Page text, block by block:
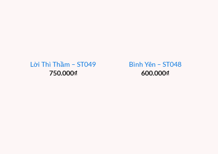
Lời Thì Thầm – ST049
750.000₫
Bình Yên – ST048
600.000₫